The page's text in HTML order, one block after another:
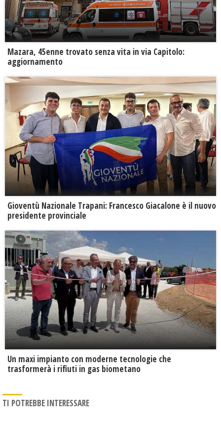
Mazara, 45enne trovato senza vita in via Capitolo:
aggiornamento
Gioventù Nazionale Trapani: Francesco Giacalone è il nuovo
presidente provinciale
Un maxi impianto con moderne tecnologie che
trasformerà i rifiuti in gas biometano
TI POTREBBE INTERESSARE